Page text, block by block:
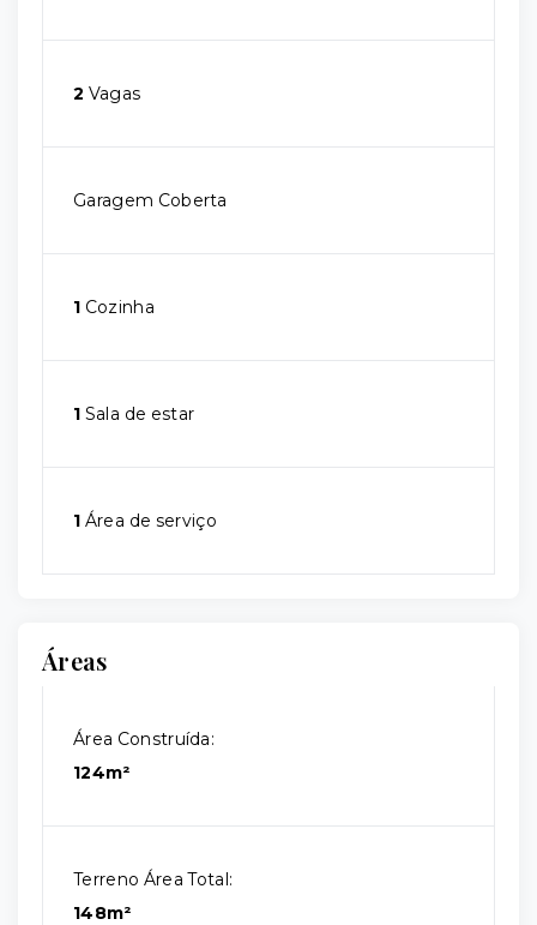
2 Vagas
Garagem Coberta
1 Cozinha
1 Sala de estar
1 Área de serviço
Áreas
Área Construída:
124m²
Terreno Área Total:
148m²